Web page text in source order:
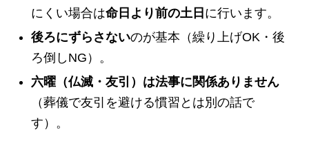
にくい場合は命日より前の土日 に行います。
後ろにずらさないのが基本（繰り上げOK・後
ろ倒しNG）。
六曜（仏滅・友引）は法事に関係ありません
（葬儀で友引を避ける慣習とは別の話で
す）。